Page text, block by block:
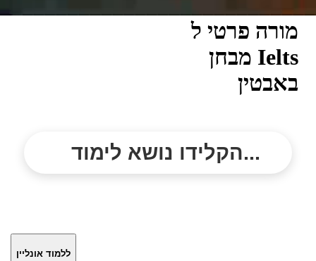
מורה פרטי ל
מבחן Ielts
באבטין
הקלידו נושא לימוד...
ללמוד אונליין